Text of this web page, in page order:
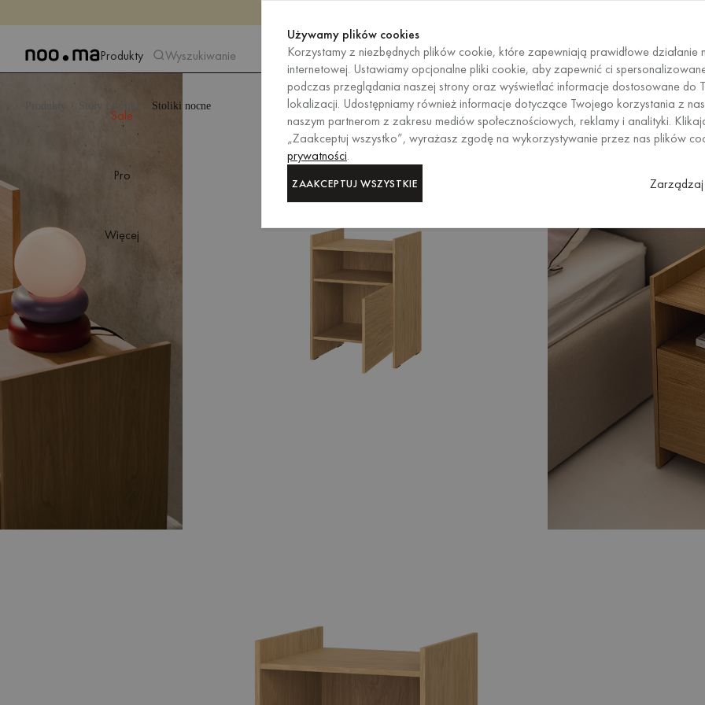
Produkty
Sale
Pro
Więcej
Wyszukiwanie PL/EURWYBÓR
Stoliki nocne
Używamy plików cookies
Korzystamy z niezbędnych plików cookie, które zapewniają prawidłowe działanie
internetowej. Ustawiamy opcjonalne pliki cookie, aby zapewnić ci
podczas przeglądania naszej strony oraz wyświetlać informacje dostosowane do
lokalizacji. Udostępniamy również informacje dotyczące Twojego korzystania z
naszym partnerom z zakresu mediów społecznościowych, reklamy i analityki.
„Zaakceptuj wszystko”, wyrażasz zgodę na wykorzystywanie przez nas plików
prywatności.
ZAAKCEPTUJ WSZYSTKIE Zarządzaj